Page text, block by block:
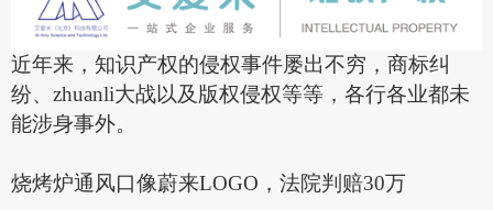
近年来，知识产权的侵权事件屡出不穷，商标纠
纷、zhuanli大战以及版权侵权等等，各行各业都未
能涉身事外。
烧烤炉通风口像蔚来LOGO，法院判赔30万